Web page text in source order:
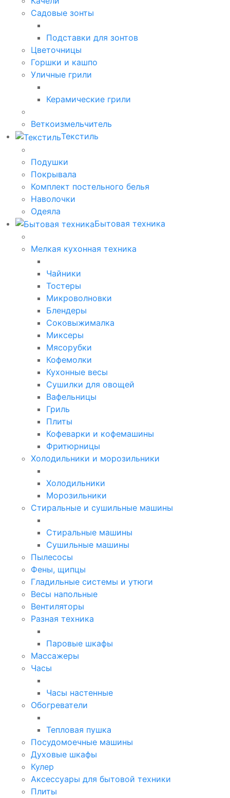
Садовые зонты
Подставки для зонтов
Цветочницы
Горшки и кашпо
Уличные грили
Керамические грили
Веткоизмельчитель
Текстиль
Подушки
Покрывала
Комплект постельного белья
Наволочки
Одеяла
Бытовая техника
Мелкая кухонная техника
Чайники
Тостеры
Микроволновки
Блендеры
Соковыжималка
Миксеры
Мясорубки
Кофемолки
Кухонные весы
Сушилки для овощей
Вафельницы
Гриль
Плиты
Кофеварки и кофемашины
Фритюрницы
Холодильники и морозильники
Холодильники
Морозильники
Стиральные и сушильные машины
Стиральные машины
Сушильные машины
Пылесосы
Фены, щипцы
Гладильные системы и утюги
Весы напольные
Вентиляторы
Разная техника
Паровые шкафы
Массажеры
Часы
Часы настенные
Обогреватели
Тепловая пушка
Посудомоечные машины
Духовые шкафы
Кулер
Аксессуары для бытовой техники
Плиты